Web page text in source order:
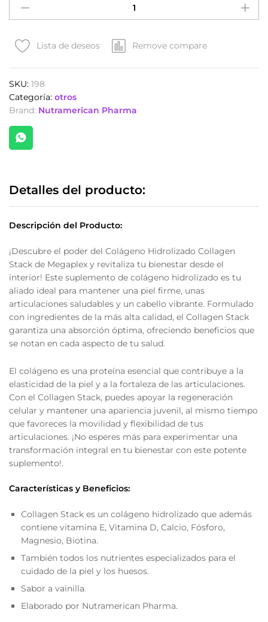
Hidrolizado
Collagen
de
x
45
Servs.
Sabor
a
Vainilla
quantity
Lista de deseos Remove compare
SKU: 198
Categoría: otros
Brand: Nutramerican Pharma
Detalles del producto:
Descripción del Producto:
¡Descubre el poder del Colágeno Hidrolizado Collagen
Stack de Megaplex y revitaliza tu bienestar desde el
interior! Este suplemento de colágeno hidrolizado es tu
aliado ideal para mantener una piel firme, unas
articulaciones saludables y un cabello vibrante. Formulado
con ingredientes de la más alta calidad, el Collagen Stack
garantiza una absorción óptima, ofreciendo beneficios que
se notan en cada aspecto de tu salud.
El colágeno es una proteína esencial que contribuye a la
elasticidad de la piel y a la fortaleza de las articulaciones.
Con el Collagen Stack, puedes apoyar la regeneración
celular y mantener una apariencia juvenil, al mismo tiempo
que favoreces la movilidad y flexibilidad de tus
articulaciones. ¡No esperes más para experimentar una
transformación integral en tu bienestar con este potente
suplemento!.
Características y Beneficios:
Collagen Stack es un colágeno hidrolizado que además
contiene vitamina E, Vitamina D, Calcio, Fósforo,
Magnesio, Biotina.
También todos los nutrientes especializados para el
cuidado de la piel y los huesos.
Sabor a vainilla.
Elaborado por Nutramerican Pharma.